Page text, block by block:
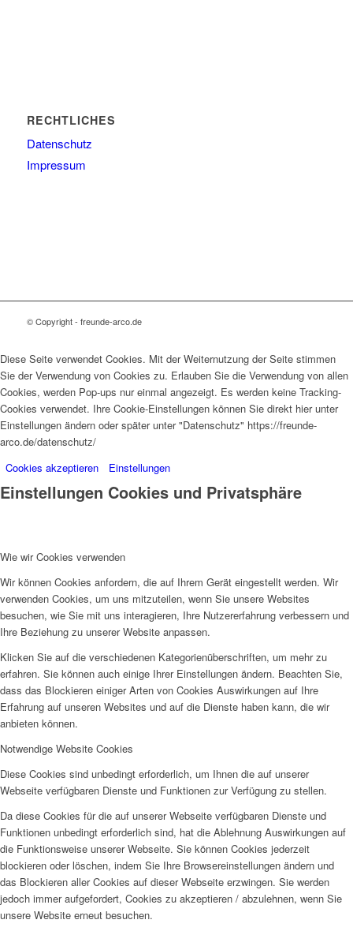
RECHTLICHES
Datenschutz
Impressum
© Copyright - freunde-arco.de
Diese Seite verwendet Cookies. Mit der Weiternutzung der Seite stimmen
Sie der Verwendung von Cookies zu. Erlauben Sie die Verwendung von allen
Cookies, werden Pop-ups nur einmal angezeigt. Es werden keine Tracking-
Cookies verwendet. Ihre Cookie-Einstellungen können Sie direkt hier unter
Einstellungen ändern oder später unter "Datenschutz" https://freunde-
arco.de/datenschutz/
Cookies akzeptieren
Einstellungen
Einstellungen Cookies und Privatsphäre
Wie wir Cookies verwenden
Wir können Cookies anfordern, die auf Ihrem Gerät eingestellt werden. Wir
verwenden Cookies, um uns mitzuteilen, wenn Sie unsere Websites
besuchen, wie Sie mit uns interagieren, Ihre Nutzererfahrung verbessern und
Ihre Beziehung zu unserer Website anpassen.
Klicken Sie auf die verschiedenen Kategorienüberschriften, um mehr zu
erfahren. Sie können auch einige Ihrer Einstellungen ändern. Beachten Sie,
dass das Blockieren einiger Arten von Cookies Auswirkungen auf Ihre
Erfahrung auf unseren Websites und auf die Dienste haben kann, die wir
anbieten können.
Notwendige Website Cookies
Diese Cookies sind unbedingt erforderlich, um Ihnen die auf unserer
Webseite verfügbaren Dienste und Funktionen zur Verfügung zu stellen.
Da diese Cookies für die auf unserer Webseite verfügbaren Dienste und
Funktionen unbedingt erforderlich sind, hat die Ablehnung Auswirkungen auf
die Funktionsweise unserer Webseite. Sie können Cookies jederzeit
blockieren oder löschen, indem Sie Ihre Browsereinstellungen ändern und
das Blockieren aller Cookies auf dieser Webseite erzwingen. Sie werden
jedoch immer aufgefordert, Cookies zu akzeptieren / abzulehnen, wenn Sie
unsere Website erneut besuchen.